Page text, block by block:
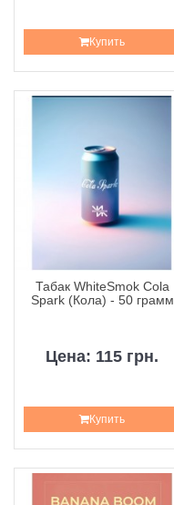
Купить
Табак WhiteSmok Cola
Spark (Кола) - 50 грамм
Цена: 115 грн.
Купить